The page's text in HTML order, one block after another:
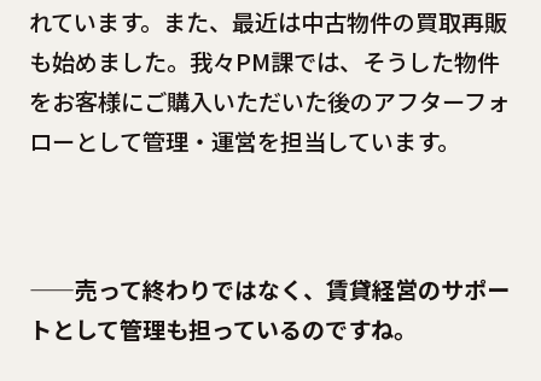
れています。また、最近は中古物件の買取再販
も始めました。我々PM課では、そうした物件
をお客様にご購入いただいた後のアフターフォ
ローとして管理・運営を担当しています。
——売って終わりではなく、賃貸経営のサポー
トとして管理も担っているのですね。